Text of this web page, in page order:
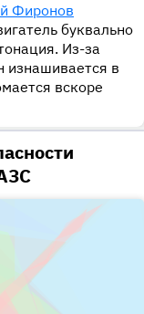
Фиронов
буквально
Из-за
изнашивается в
вскоре